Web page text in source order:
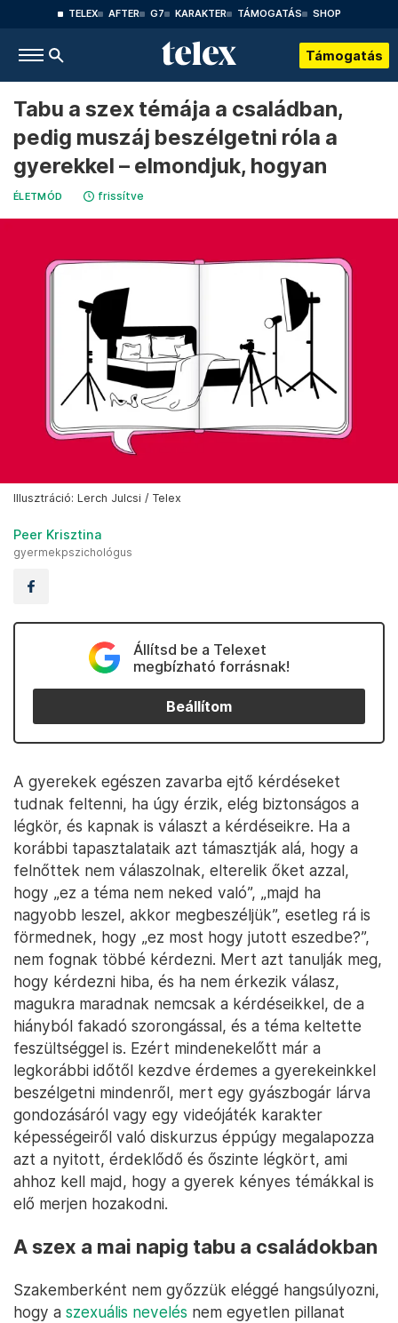
TELEX AFTER G7 KARAKTER TÁMOGATÁS SHOP
Támogatás
Tabu a szex témája a családban,
pedig muszáj beszélgetni róla a
gyerekkel – elmondjuk, hogyan
ÉLETMÓD frissítve
Illusztráció: Lerch Julcsi / Telex
Peer Krisztina
gyermekpszichológus
Állítsd be a Telexet
megbízható forrásnak!
Beállítom
A gyerekek egészen zavarba ejtő kérdéseket
tudnak feltenni, ha úgy érzik, elég biztonságos a
légkör, és kapnak is választ a kérdéseikre. Ha a
korábbi tapasztalataik azt támasztják alá, hogy a
felnőttek nem válaszolnak, elterelik őket azzal,
hogy „ez a téma nem neked való”, „majd ha
nagyobb leszel, akkor megbeszéljük”, esetleg rá is
förmednek, hogy „ez most hogy jutott eszedbe?”,
nem fognak többé kérdezni. Mert azt tanulják meg,
hogy kérdezni hiba, és ha nem érkezik válasz,
magukra maradnak nemcsak a kérdéseikkel, de a
hiányból fakadó szorongással, és a téma keltette
feszültséggel is. Ezért mindenekelőtt már a
legkorábbi időtől kezdve érdemes a gyerekeinkkel
beszélgetni mindenről, mert egy gyászbogár lárva
gondozásáról vagy egy videójáték karakter
képességeiről való diskurzus éppúgy megalapozza
azt a nyitott, érdeklődő és őszinte légkört, ami
ahhoz kell majd, hogy a gyerek kényes témákkal is
elő merjen hozakodni.
A szex a mai napig tabu a családokban
Szakemberként nem győzzük eléggé hangsúlyozni,
hogy a szexuális nevelés nem egyetlen pillanat